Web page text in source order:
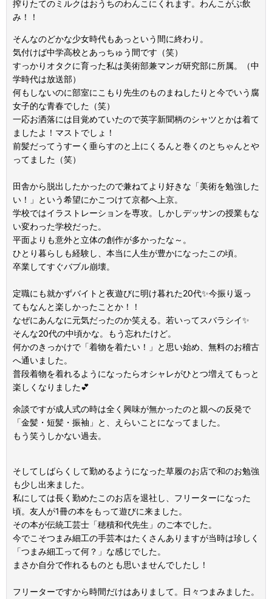
搾りたてのミルクはおうちのわんこにくれます。わんこがぶ飲
み！！
そんなのどかな少女時代もあっという間に終わり。
気付けば中学高校とあっちゅう間です（笑）
すっかりオタクに育った私は美術部兼マンガ研究部に所属。（中
学時代は放送部）
何もしないのに部室にこもり先生のものまねしたりと今でいう腐
女子的な青春でした（笑）
一応お洒落には目覚めていたので英字新聞柄のシャツとかは着て
ましたよ！マストでしょ！
前髪だってうすーく垂らすのと上にくるんと巻くのとちゃんとや
ってました（笑）
田舎から脱出したかったので兼ねてより好きな「美術を勉強した
い！」という希望にかこつけて京都へ上京。
学校ではイラストレーションを専攻。しかしデッサンの授業もな
い変わった学校だった。
平面よりも意外と立体の創作が多かったな～。
ひとり暮らしも経験し、本当に人生が豊かになったこの頃。
卒業してすぐバブル崩壊。
定職にも就かずバイトと夜遊びに明け暮れた20代✨今振り返っ
てもなんと楽しかったことか！！
なぜにあんなに元気だったのか笑える。若いってスバラシイ✨
そんな20代の中頃かな。もう忘れたけど。
何かのきっかけで「着物を着たい！」と思い始め、無料のお稽古
へ通いました。
普段着物を着れるようになったらオシャレがひとつ増えてもっと
楽しくなりました💕
余談ですが成人式の時は全く興味が無かったのと親への反発で
「金髪・短髪・振袖」と、えらいことになってました。
もう笑うしかない過去。
そしてしばらくして勤めるようになった草履のお店で和のお勉強
も少し出来ました。
私にしては長く勤めたこのお店を退社し、フリーターになった
頃。友人が1冊の本をもって遊びに来ました。
その本が伝統工芸士「穂積和代先生」のご本でした。
今でこそつまみ細工の手芸本はたくさんありますが当時は珍しく
「つまみ細工って何？」な感じでした。
まさか自分で作れるものとも思いませんでしたし！
フリーターですから時間だけはありまして。日々つまみました。